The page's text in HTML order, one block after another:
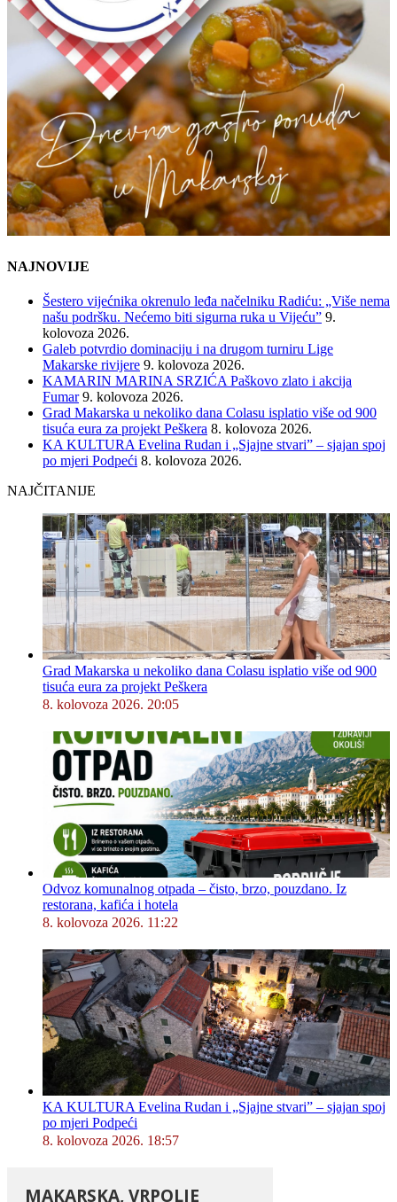
NAJNOVIJE
Šestero vijećnika okrenulo leđa načelniku Radiću: „Više nema
našu podršku. Nećemo biti sigurna ruka u Vijeću” 9.
kolovoza 2026.
Galeb potvrdio dominaciju i na drugom turniru Lige
Makarske rivijere 9. kolovoza 2026.
KAMARIN MARINA SRZIĆA Paškovo zlato i akcija
Fumar 9. kolovoza 2026.
Grad Makarska u nekoliko dana Colasu isplatio više od 900
tisuća eura za projekt Peškera 8. kolovoza 2026.
KA KULTURA Evelina Rudan i „Sjajne stvari” – sjajan spoj
po mjeri Podpeći 8. kolovoza 2026.
NAJČITANIJE
Grad Makarska u nekoliko dana Colasu isplatio više od 900
tisuća eura za projekt Peškera
8. kolovoza 2026. 20:05
Odvoz komunalnog otpada – čisto, brzo, pouzdano. Iz
restorana, kafića i hotela
8. kolovoza 2026. 11:22
KA KULTURA Evelina Rudan i „Sjajne stvari” – sjajan spoj
po mjeri Podpeći
8. kolovoza 2026. 18:57